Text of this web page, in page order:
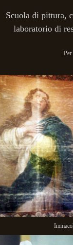
Scuola di pittura,
laboratorio di